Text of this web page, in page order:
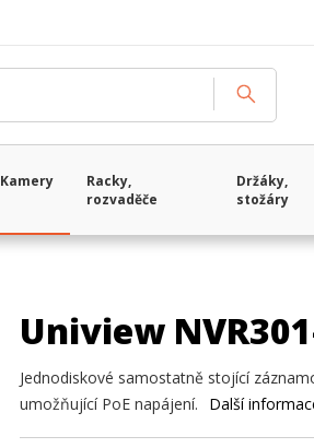
Kamery
Racky,
rozvaděče
Držáky,
stožáry
Uniview
Jednodiskové samostatně stojící
umožňující PoE napájení.
Další